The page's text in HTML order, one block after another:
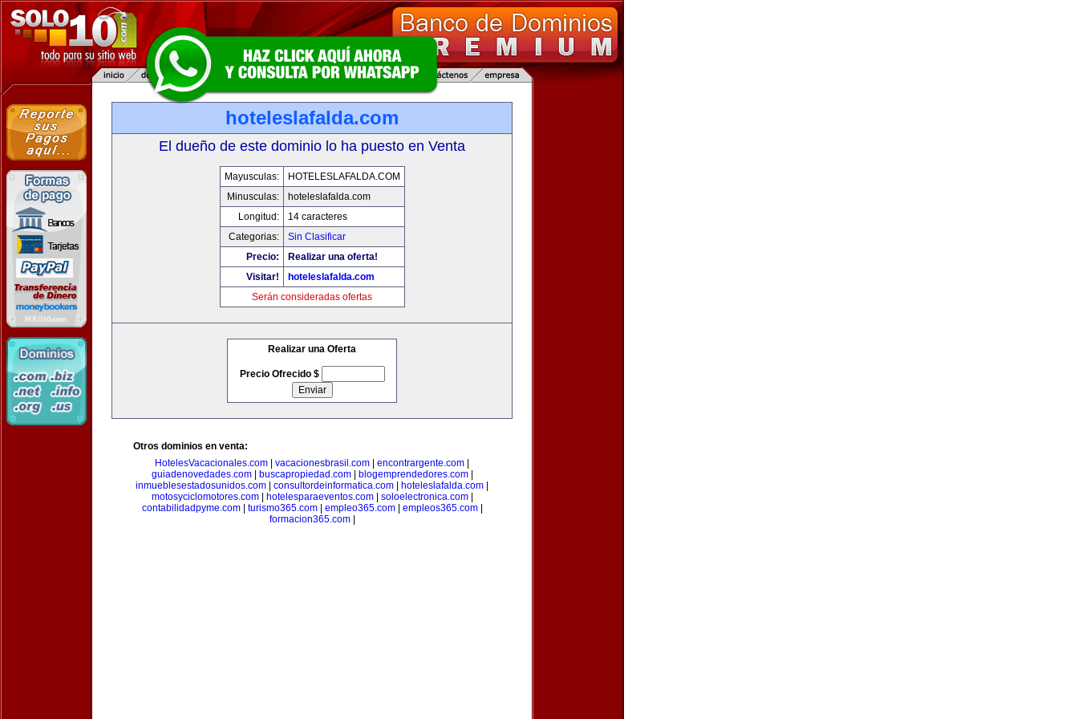
hoteleslafalda.com
El dueño de este dominio lo ha puesto en Venta
Mayusculas:
HOTELESLAFALDA.COM
Minusculas:
hoteleslafalda.com
Longitud:
14 caracteres
Categorias:
Sin Clasificar
Precio:
Realizar una oferta!
Visitar!
hoteleslafalda.com
Serán consideradas ofertas
Realizar una Oferta
Precio Ofrecido $
Otros dominios en venta:
HotelesVacacionales.com
vacacionesbrasil.com encontrargente.com
guiadenovedades.com| buscapropiedad.com| blogemprendedores.com|
inmueblesestadosunidos.com
consultordeinformatica.com hoteleslafalda.com
motosyciclomotores.com| hotelesparaeventos.com| soloelectronica.com|
contabilidadpyme.com| turismo365.com| empleo365.com| empleos365.com|
formacion365.com|